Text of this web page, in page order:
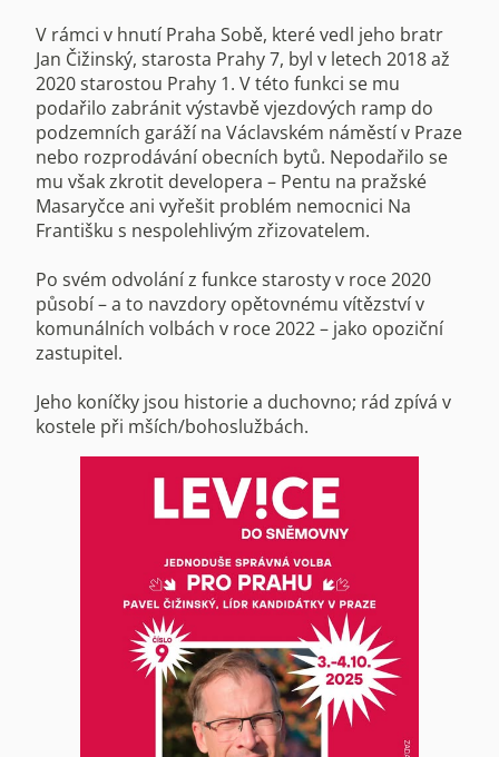
V rámci v hnutí Praha Sobě, které vedl jeho bratr
Jan Čižinský, starosta Prahy 7, byl v letech 2018 až
2020 starostou Prahy 1. V této funkci se mu
podařilo zabránit výstavbě vjezdových ramp do
podzemních garáží na Václavském náměstí v Praze
nebo rozprodávání obecních bytů. Nepodařilo se
mu však zkrotit developera – Pentu na pražské
Masaryčce ani vyřešit problém nemocnici Na
Františku s nespolehlivým zřizovatelem.
Po svém odvolání z funkce starosty v roce 2020
působí – a to navzdory opětovnému vítězství v
komunálních volbách v roce 2022 – jako opoziční
zastupitel.
Jeho koníčky jsou historie a duchovno; rád zpívá v
kostele při mších/bohoslužbách.